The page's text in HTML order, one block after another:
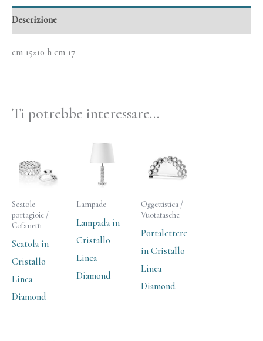
Descrizione
cm 15×10 h cm 17
Ti potrebbe interessare…
Scatole
portagioie /
Cofanetti
Scatola in
Cristallo
Linea
Diamond
Lampade
Lampada in
Cristallo
Linea
Diamond
Oggettistica /
Vuotatasche
Portalettere
in Cristallo
Linea
Diamond